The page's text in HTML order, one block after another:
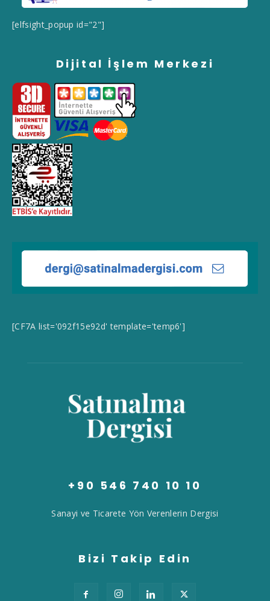
[elfsight_popup id="2"]
Dijital İşlem Merkezi
[CF7A list='092f15e92d' template='temp6']
+90 546 740 10 10
Sanayi ve Ticarete Yön Verenlerin Dergisi
Bizi Takip Edin